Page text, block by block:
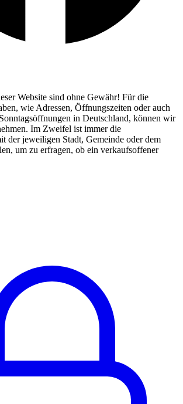
Website sind ohne Gewähr! Für die
wie Adressen, Öffnungszeiten oder auch
in Deutschland, können wir
Im Zweifel ist immer die
der jeweiligen Stadt, Gemeinde oder dem
um zu erfragen, ob ein verkaufsoffener